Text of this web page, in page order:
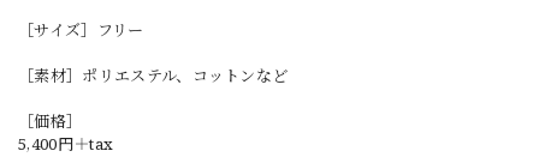
［サイズ］フリー
［素材］ポリエステル、コットンなど
［価格］
5,400円＋tax